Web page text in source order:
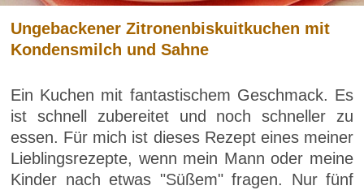
Ungebackener Zitronenbiskuitkuchen mit
Kondensmilch und Sahne
Ein Kuchen mit fantastischem Geschmack. Es
ist schnell zubereitet und noch schneller zu
essen. Für mich ist dieses Rezept eines meiner
Lieblingsrezepte, wenn mein Mann oder meine
Kinder nach etwas "Süßem" fragen. Nur fünf